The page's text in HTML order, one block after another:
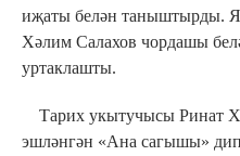
иҗаты белән таныштырды.
Хәлим Салахов чордашы
уртаклашты.
Тарих укытучысы Ринат
эшләнгән «Ана сагышы»